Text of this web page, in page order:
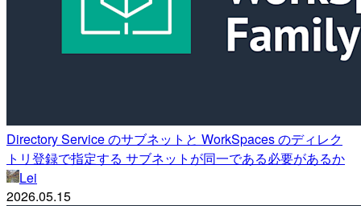
Directory Service のサブネットと WorkSpaces のディレク
トリ登録で指定する サブネットが同一である必要があるか
Lei
2026.05.15